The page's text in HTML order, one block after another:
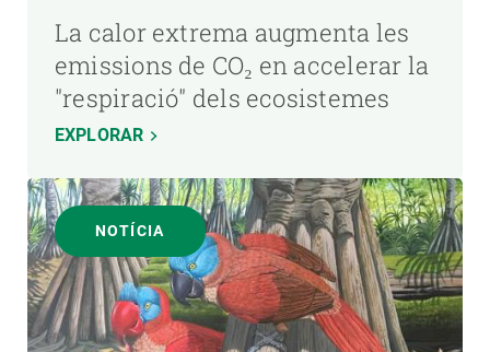
La calor extrema augmenta les
emissions de CO₂ en accelerar la
"respiració" dels ecosistemes
EXPLORAR
NOTÍCIA